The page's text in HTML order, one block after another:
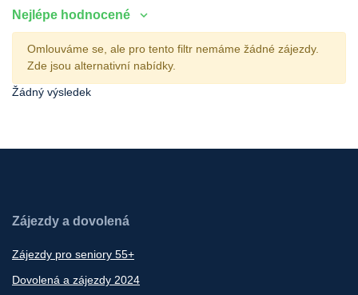
Nejlépe hodnocené
Omlouváme se, ale pro tento filtr nemáme žádné zájezdy.
Zde jsou alternativní nabídky.
Žádný výsledek
Zájezdy a dovolená
Zájezdy pro seniory 55+
Dovolená a zájezdy 2024